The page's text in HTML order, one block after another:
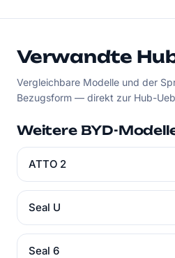
Verwandte
Vergleichbare Modelle und der
Bezugsform — direkt zur Hub-
Weitere BYD-
ATTO 2
Seal U
Seal 6